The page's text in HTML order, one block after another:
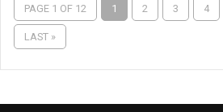
PAGE 1 OF 12 1 2 3 4
LAST »